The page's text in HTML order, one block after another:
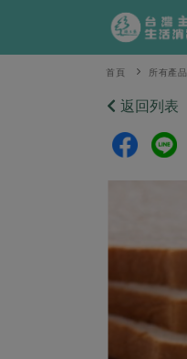
首頁 所有產品
返回列表